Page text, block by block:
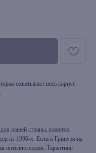
охватывает весь корпус
нашей страны, кажется,
из 1990-х. Если в Гринуэя на
интеллигенция, Тарантино